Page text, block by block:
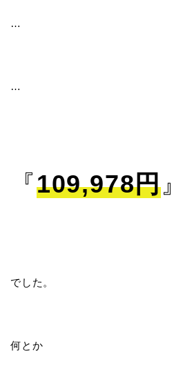
…
…
『109,978円 』
でした。
何とか